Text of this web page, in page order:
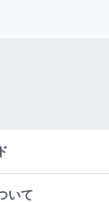
いて